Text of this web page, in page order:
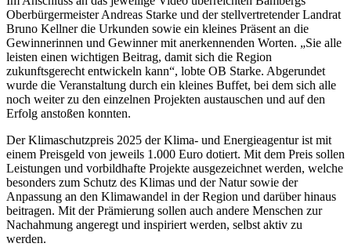
Oberbürgermeister Andreas Starke und der stellvertretender Landrat
Bruno Kellner die Urkunden sowie ein kleines Präsent an die
Gewinnerinnen und Gewinner mit anerkennenden Worten. „Sie alle
leisten einen wichtigen Beitrag, damit sich die Region
zukunftsgerecht entwickeln kann“, lobte OB Starke. Abgerundet
wurde die Veranstaltung durch ein kleines Buffet, bei dem sich alle
noch weiter zu den einzelnen Projekten austauschen und auf den
Erfolg anstoßen konnten.
Der Klimaschutzpreis 2025 der Klima- und Energieagentur ist mit
einem Preisgeld von jeweils 1.000 Euro dotiert. Mit dem Preis sollen
Leistungen und vorbildhafte Projekte ausgezeichnet werden, welche
besonders zum Schutz des Klimas und der Natur sowie der
Anpassung an den Klimawandel in der Region und darüber hinaus
beitragen. Mit der Prämierung sollen auch andere Menschen zur
Nachahmung angeregt und inspiriert werden, selbst aktiv zu
werden.